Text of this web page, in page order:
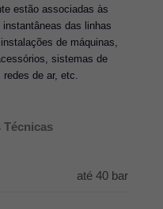
estão associadas às
das linhas
de máquinas,
sistemas de
redes de ar, etc.
Técnicas
até 40 bar